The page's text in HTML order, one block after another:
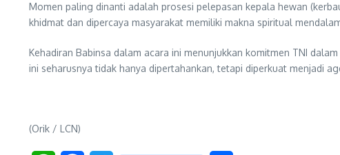
Momen paling dinanti adalah prosesi pelepasan kepala hewan
khidmat dan dipercaya masyarakat memiliki makna spiritual
Kehadiran Babinsa dalam acara ini menunjukkan komitmen TNI
ini seharusnya tidak hanya dipertahankan, tetapi diperkuat menjadi
(Orik / LCN)